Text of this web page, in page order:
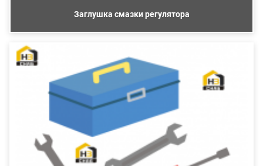
Заглушка смазки регулятора